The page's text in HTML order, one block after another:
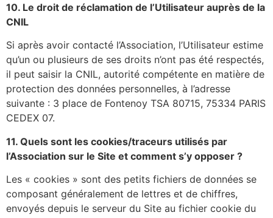
10. Le droit de réclamation de l’Utilisateur auprès de la
CNIL
Si après avoir contacté l’Association, l’Utilisateur estime
qu’un ou plusieurs de ses droits n’ont pas été respectés,
il peut saisir la CNIL, autorité compétente en matière de
protection des données personnelles, à l’adresse
suivante : 3 place de Fontenoy TSA 80715, 75334 PARIS
CEDEX 07.
11. Quels sont les cookies/traceurs utilisés par
l’Association sur le Site et comment s’y opposer ?
Les « cookies » sont des petits fichiers de données se
composant généralement de lettres et de chiffres,
envoyés depuis le serveur du Site au fichier cookie du